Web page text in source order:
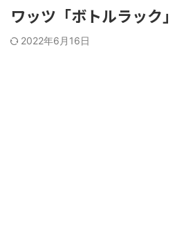
ワッツ「ボトルラック」
2022年6月16日